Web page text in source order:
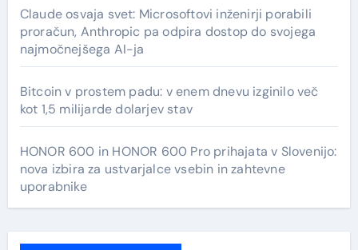
Claude osvaja svet: Microsoftovi inženirji porabili
proračun, Anthropic pa odpira dostop do svojega
najmočnejšega AI-ja
Bitcoin v prostem padu: v enem dnevu izginilo več
kot 1,5 milijarde dolarjev stav
HONOR 600 in HONOR 600 Pro prihajata v Slovenijo:
nova izbira za ustvarjalce vsebin in zahtevne
uporabnike